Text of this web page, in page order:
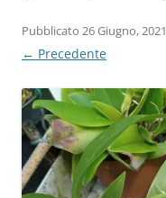
Pubblicato 26 Giugno, 2021
← Precedente